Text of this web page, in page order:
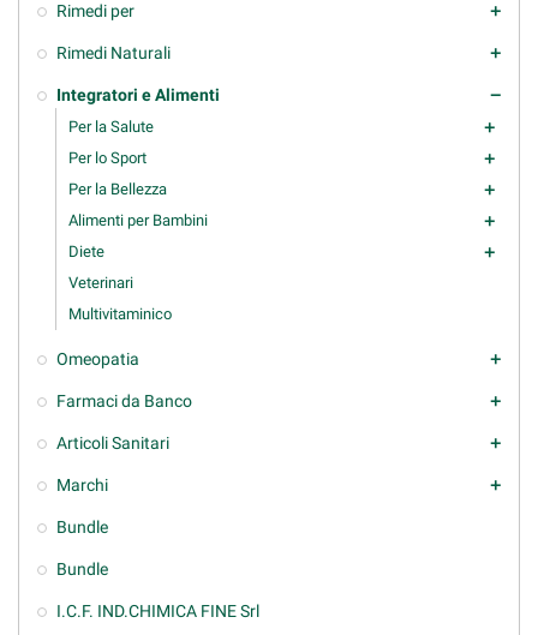
Rimedi per add
Rimedi Naturali add
Integratori e Alimenti remove
Per la Salute add
Per lo Sport add
Per la Bellezza add
Alimenti per Bambini add
Diete add
Veterinari
Multivitaminico
Omeopatia add
Farmaci da Banco add
Articoli Sanitari add
Marchi add
Bundle
Bundle
I.C.F. IND.CHIMICA FINE Srl